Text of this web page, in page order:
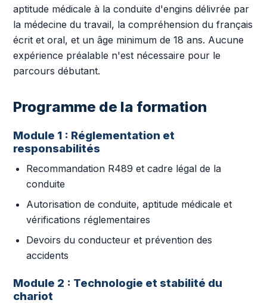
aptitude médicale à la conduite d'engins délivrée par
la médecine du travail, la compréhension du français
écrit et oral, et un âge minimum de 18 ans. Aucune
expérience préalable n'est nécessaire pour le
parcours débutant.
Programme de la formation
Module 1 : Réglementation et
responsabilités
Recommandation R489 et cadre légal de la
conduite
Autorisation de conduite, aptitude médicale et
vérifications réglementaires
Devoirs du conducteur et prévention des
accidents
Module 2 : Technologie et stabilité du
chariot